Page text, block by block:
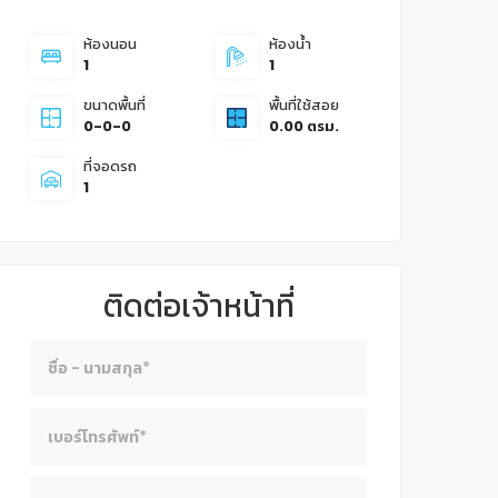
ห้องนอน
1
ห้องน้ำ
1
ขนาดพื้นที่
0-0-0
พื้นที่ใช้สอย
0.00 ตรม.
ที่จอดรถ
1
ติดต่อเจ้าหน้าที่